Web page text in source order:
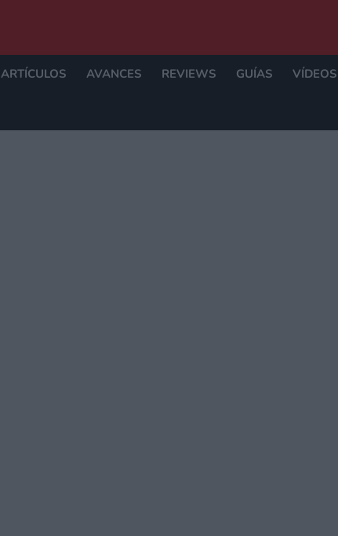
ARTÍCULOS AVANCES REVIEWS GUÍAS VÍDEOS